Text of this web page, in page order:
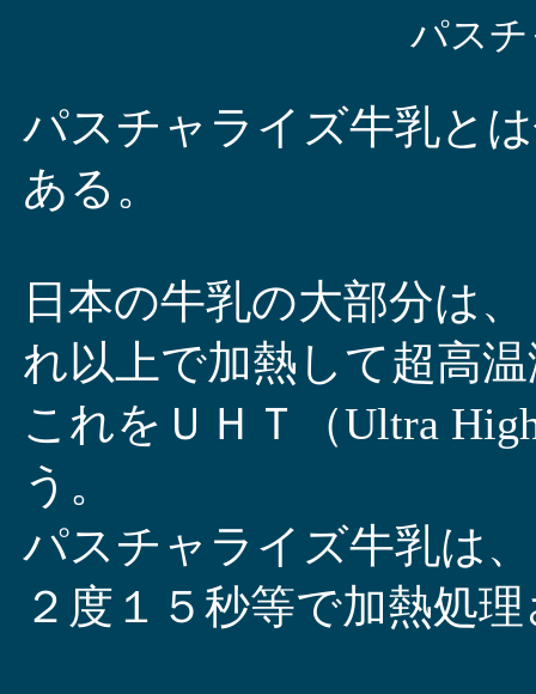
パス
パスチャライズ牛乳と
ある。
日本の牛乳の大部分は
れ以上で加熱して超高
これをＵＨＴ（Ultra
う。
パスチャライズ牛乳は
２度１５秒等で加熱処